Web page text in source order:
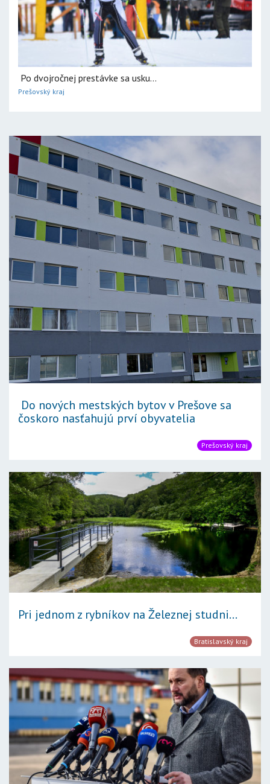
Po dvojročnej prestávke sa usku...
Prešovský kraj
Do nových mestských bytov v Prešove sa
čoskoro nasťahujú prví obyvatelia
Prešovský kraj
Pri jednom z rybníkov na Železnej studni...
Bratislavský kraj